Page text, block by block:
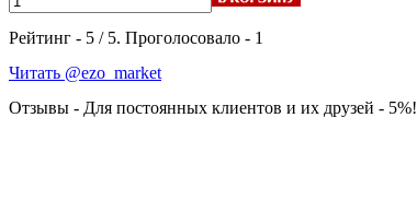
Рейтинг - 5 / 5. Проголосовало - 1
Читать @ezo_market
Отзывы - Для постоянных клиентов и их друзей - 5%!